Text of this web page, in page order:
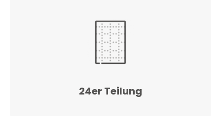
24er Teilung